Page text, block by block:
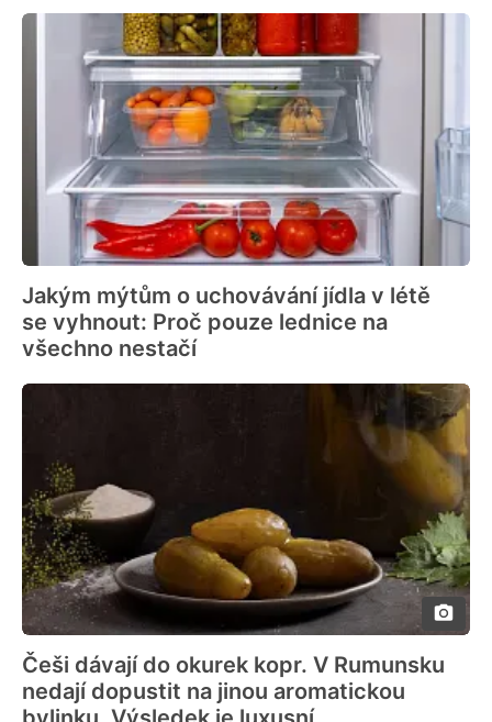
Jakým mýtům o uchovávání jídla v létě
se vyhnout: Proč pouze lednice na
všechno nestačí
Češi dávají do okurek kopr. V Rumunsku
nedají dopustit na jinou aromatickou